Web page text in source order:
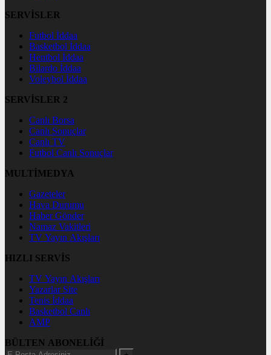
SERVİSLER
Futbol İddaa
Basketbol İddaa
Hentbol İddaa
Bilardo İddaa
Voleybol İddaa
SERVİSLER 2
Canlı Borsa
Canlı Sonuçlar
Canlı TV
Futbol Canlı Sonuçlar
MULTİMEDYA
Gazeteler
Hava Durumu
Haber Gönder
Namaz Vakitleri
TV Yayın Akışları
HIZLI SERVİS
TV Yayın Akışları
Yazarlar Site
Tenis İddaa
Basketbol Canlı
AMP
BÜLTEN ABONELİĞİ